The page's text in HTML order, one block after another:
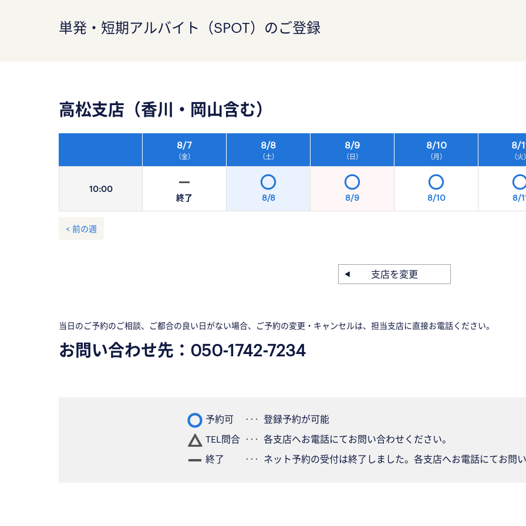
単発・短期アルバイト（SPOT）のご登録
高松支店（香川・岡山含む）
10:00
8/7
（金）
8/8
（土）
8/9
（日）
8/10
（月）
8/
（火）
終了 8/8 8/9 8/10 8/
< 前の週
支店を変更
当日のご予約のご相談、ご都合の良い日がない場合、ご予約の変更・キャンセルは、担当支店に直接お電話ください。
お問い合わせ先： 050-1742-7234
予約可
登録予約が可能
TEL問合
各支店へお電話にてお問い合わせください。
終了
ネット予約の受付は終了しました。各支店へお電話にてお問い